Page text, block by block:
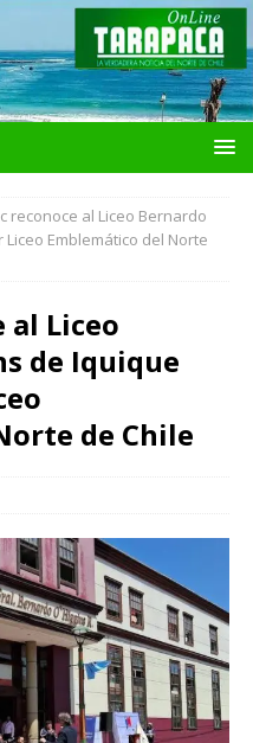
reconoce al Liceo Bernardo
Liceo Emblemático del Norte
al Liceo
de Iquique
de Chile